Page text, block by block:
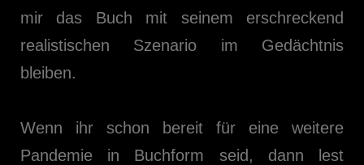
mir das Buch mit seinem erschreckend
realistischen Szenario im Gedächtnis
bleiben.
Wenn ihr schon bereit für eine weitere
Pandemie in Buchform seid, dann lest